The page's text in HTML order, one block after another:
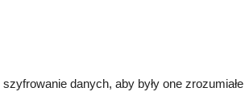
danych, aby były one zrozumiałe